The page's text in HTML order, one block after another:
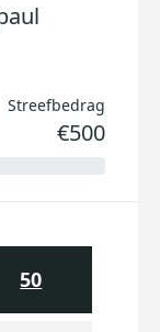
Streefbedrag
€500
50